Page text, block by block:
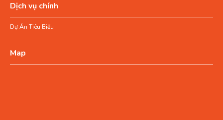
Dịch vụ chính
Dự Án Tiêu Biểu
Map